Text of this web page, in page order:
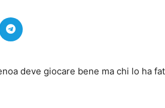
deve giocare bene ma chi lo ha